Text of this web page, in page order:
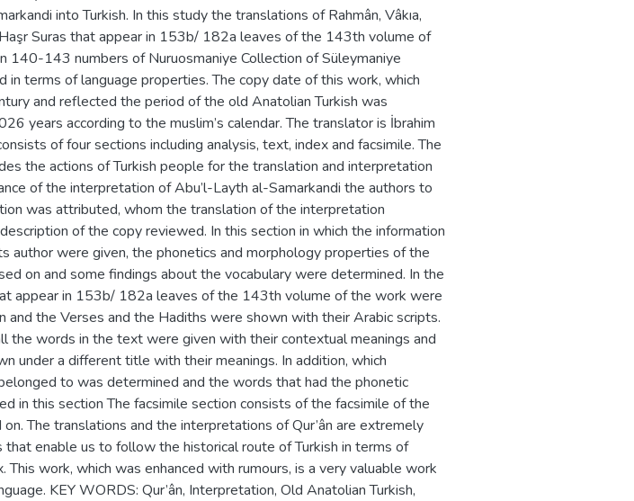
into Turkish. In this study the translations of Rahmân, Vâkıa,
Suras that appear in 153b/ 182a leaves of the 143th volume of
140-143 numbers of Nuruosmaniye Collection of Süleymaniye
in terms of language properties. The copy date of this work, which
and reflected the period of the old Anatolian Turkish was
years according to the muslim’s calendar. The translator is İbrahim
of four sections including analysis, text, index and facsimile. The
the actions of Turkish people for the translation and interpretation
of the interpretation of Abu’l-Layth al-Samarkandi the authors to
was attributed, whom the translation of the interpretation
of the copy reviewed. In this section in which the information
author were given, the phonetics and morphology properties of the
on and some findings about the vocabulary were determined. In the
appear in 153b/ 182a leaves of the 143th volume of the work were
and the Verses and the Hadiths were shown with their Arabic scripts.
the words in the text were given with their contextual meanings and
under a different title with their meanings. In addition, which
to was determined and the words that had the phonetic
in this section The facsimile section consists of the facsimile of the
The translations and the interpretations of Qur’ân are extremely
enable us to follow the historical route of Turkish in terms of
This work, which was enhanced with rumours, is a very valuable work
KEY WORDS: Qur’ân, Interpretation, Old Anatolian Turkish,